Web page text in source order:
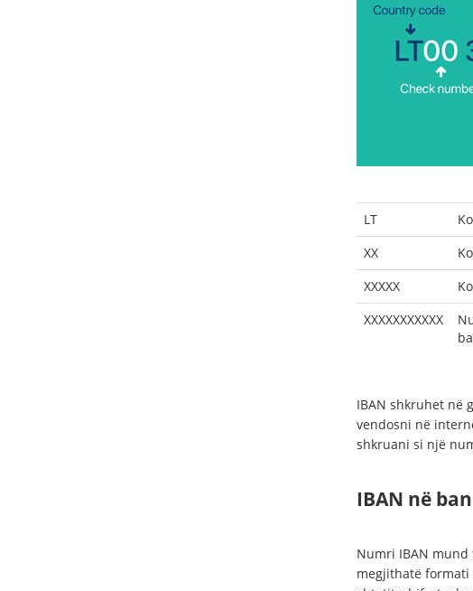
LT
XX
XXXXX
XXXXXXXXXXX
IBAN shkruhet në
vendosni në
shkruani si një
IBAN në
Numri IBAN
megjithatë formati